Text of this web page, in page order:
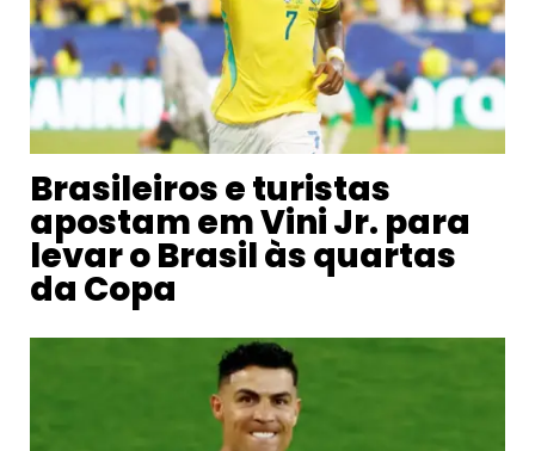
Brasileiros e turistas
apostam em Vini Jr. para
levar o Brasil às quartas
da Copa